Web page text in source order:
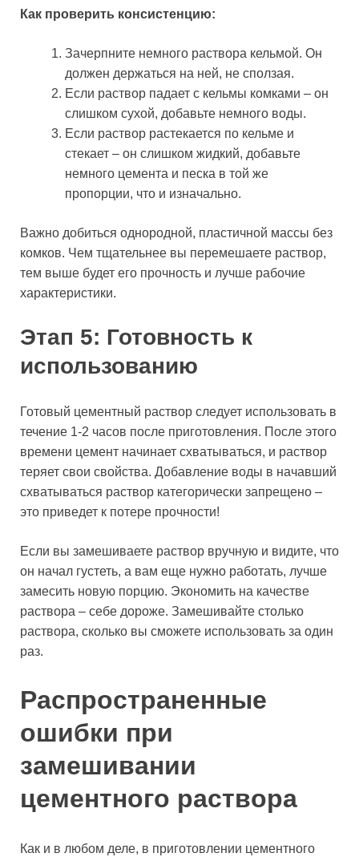
Как проверить консистенцию:
Зачерпните немного раствора кельмой. Он
должен держаться на ней, не сползая.
Если раствор падает с кельмы комками – он
слишком сухой, добавьте немного воды.
Если раствор растекается по кельме и
стекает – он слишком жидкий, добавьте
немного цемента и песка в той же
пропорции, что и изначально.
Важно добиться однородной, пластичной массы без
комков. Чем тщательнее вы перемешаете раствор,
тем выше будет его прочность и лучше рабочие
характеристики.
Этап 5: Готовность к
использованию
Готовый цементный раствор следует использовать в
течение 1-2 часов после приготовления. После этого
времени цемент начинает схватываться, и раствор
теряет свои свойства. Добавление воды в начавший
схватываться раствор категорически запрещено –
это приведет к потере прочности!
Если вы замешиваете раствор вручную и видите, что
он начал густеть, а вам еще нужно работать, лучше
замесить новую порцию. Экономить на качестве
раствора – себе дороже. Замешивайте столько
раствора, сколько вы сможете использовать за один
раз.
Распространенные
ошибки при
замешивании
цементного раствора
Как и в любом деле, в приготовлении цементного